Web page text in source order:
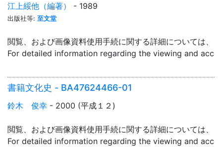
江上綏他（編著） - 1989
出版社等: 至文堂
閲覧、および画像資料使用手続に関する詳細については、「
For detailed information regarding the viewing and
書籍文化史 - BA47624466-01
鈴木 俊幸 - 2000 (平成１２)
閲覧、および画像資料使用手続に関する詳細については、「
For detailed information regarding the viewing and